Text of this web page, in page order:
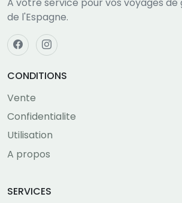
de l'Espagne.
CONDITIONS
Vente
Confidentialite
Utilisation
A propos
SERVICES